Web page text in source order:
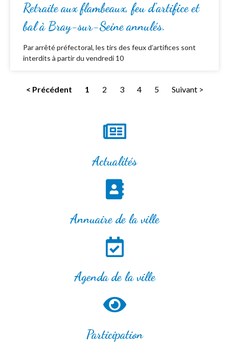
Retraite aux flambeaux, feu d’artifice et
bal à Bray-sur-Seine annulés.
Par arrêté préfectoral, les tirs des feux d’artifices sont
interdits à partir du vendredi 10
< Précédent 1 2 3 4 5 Suivant >
Actualités
Annuaire de la ville
Agenda de la ville
Participation